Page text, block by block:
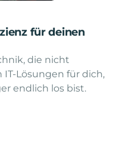
für deinen
die nicht
Lösungen für dich,
endlich los bist.